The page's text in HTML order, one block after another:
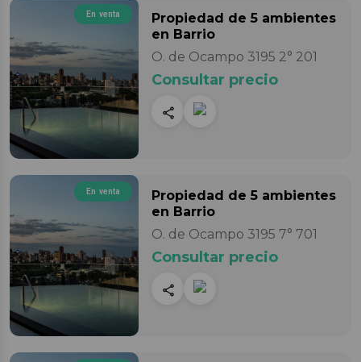
En venta Propiedad de 5 ambientes
en Barrio
O. de Ocampo 3195 2° 201
Consultar precio
En venta Propiedad de 5 ambientes
en Barrio
O. de Ocampo 3195 7° 701
Consultar precio